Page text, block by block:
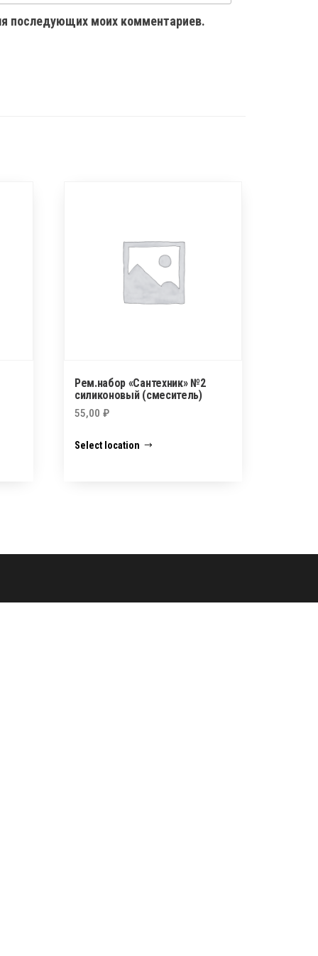
последующих моих комментариев.
Рем.набор «Сантехник» №2
силиконовый (смеситель)
55,00₽
Select location